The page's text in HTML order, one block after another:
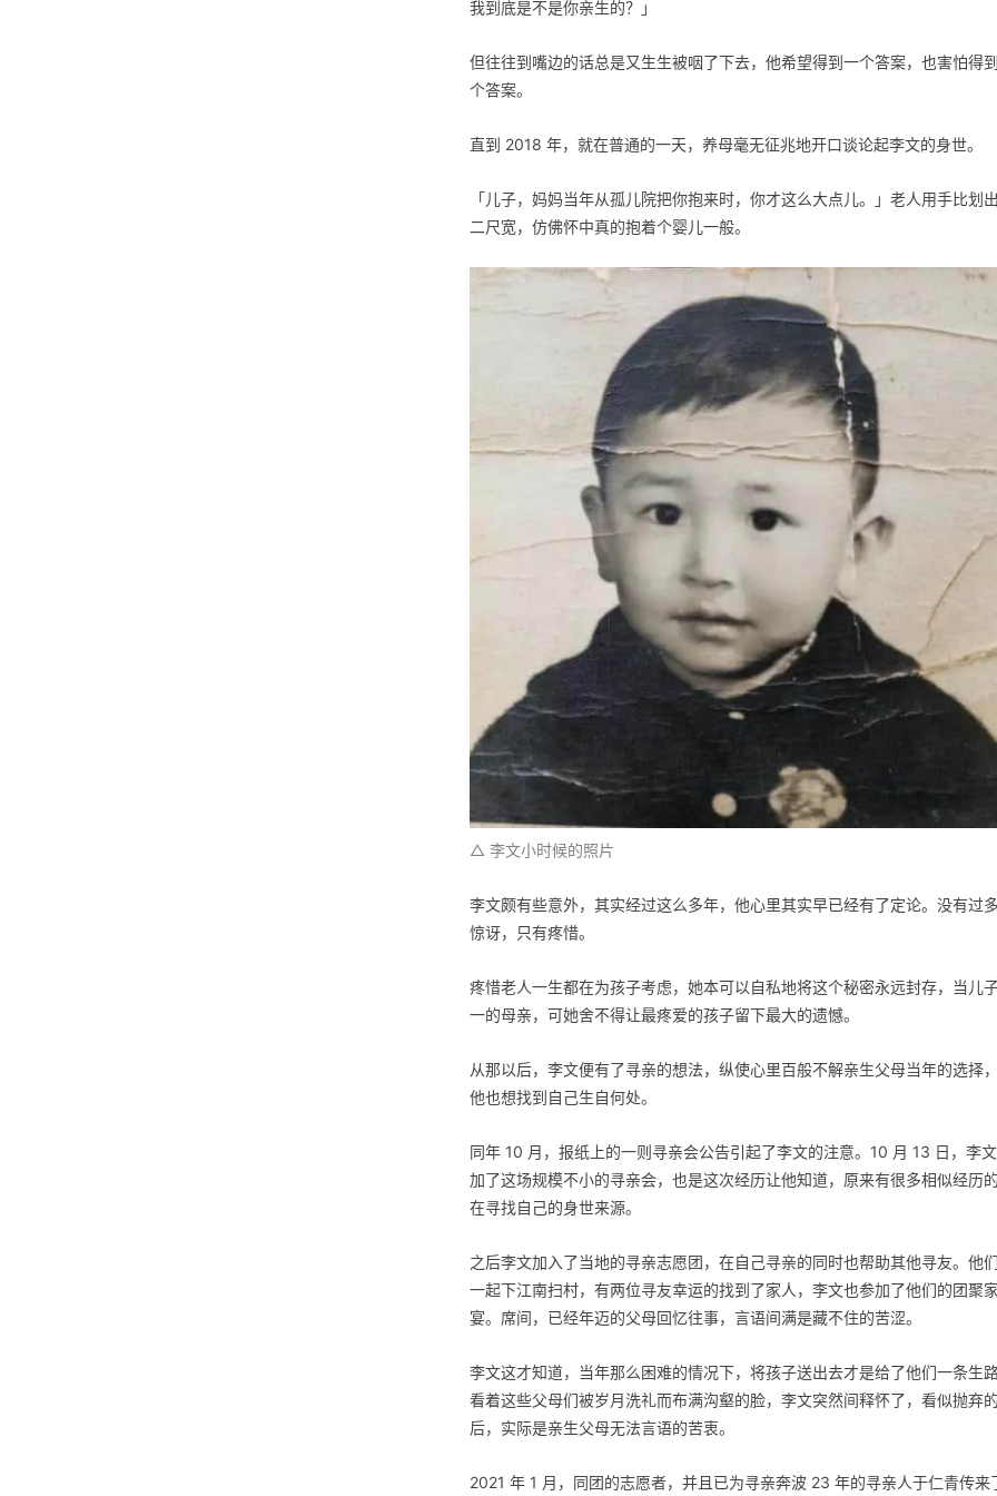
我到底是不是你亲生的？」
但往往到嘴边的话总是又生生被咽了下去，他希望得到一个答案，也害怕得
个答案。
直到 2018 年，就在普通的一天，养母毫无征兆地开口谈论起李文的身世。
「儿子，妈妈当年从孤儿院把你抱来时，你才这么大点儿。」老人用手比划
二尺宽，仿佛怀中真的抱着个婴儿一般。
△ 李文小时候的照片
李文颇有些意外，其实经过这么多年，他心里其实早已经有了定论。没有过
惊讶，只有疼惜。
疼惜老人一生都在为孩子考虑，她本可以自私地将这个秘密永远封存，当儿
一的母亲，可她舍不得让最疼爱的孩子留下最大的遗憾。
从那以后，李文便有了寻亲的想法，纵使心里百般不解亲生父母当年的选择
他也想找到自己生自何处。
同年 10 月，报纸上的一则寻亲会公告引起了李文的注意。10 月 13 日，李
加了这场规模不小的寻亲会，也是这次经历让他知道，原来有很多相似经历
在寻找自己的身世来源。
之后李文加入了当地的寻亲志愿团，在自己寻亲的同时也帮助其他寻友。他
一起下江南扫村，有两位寻友幸运的找到了家人，李文也参加了他们的团聚
宴。席间，已经年迈的父母回忆往事，言语间满是藏不住的苦涩。
李文这才知道，当年那么困难的情况下，将孩子送出去才是给了他们一条生
看着这些父母们被岁月洗礼而布满沟壑的脸，李文突然间释怀了，看似抛弃
后，实际是亲生父母无法言语的苦衷。
2021 年 1 月，同团的志愿者，并且已为寻亲奔波 23 年的寻亲人于仁青传来